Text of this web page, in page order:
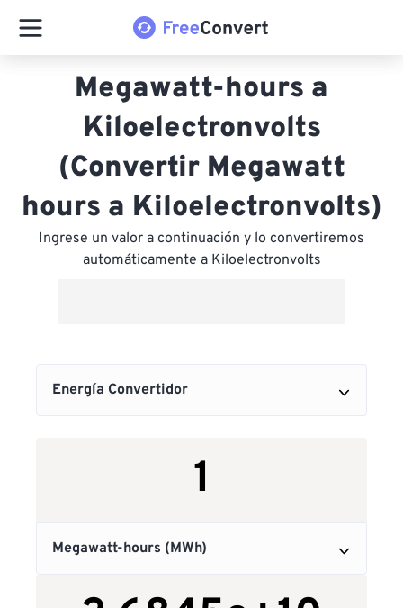
Megawatt-hours a
Kiloelectronvolts
(Convertir Megawatt
hours a Kiloelectronvolts)
Ingrese un valor a continuación y lo convertiremos
automáticamente a Kiloelectronvolts